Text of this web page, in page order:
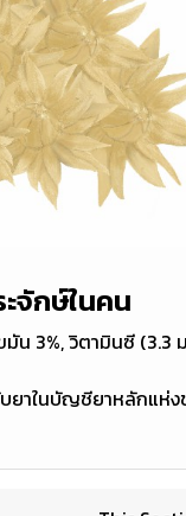
จักษ์ในคน
ขมัน 3%, วิตามินซี
าในบัญชียาหลักแห่ง